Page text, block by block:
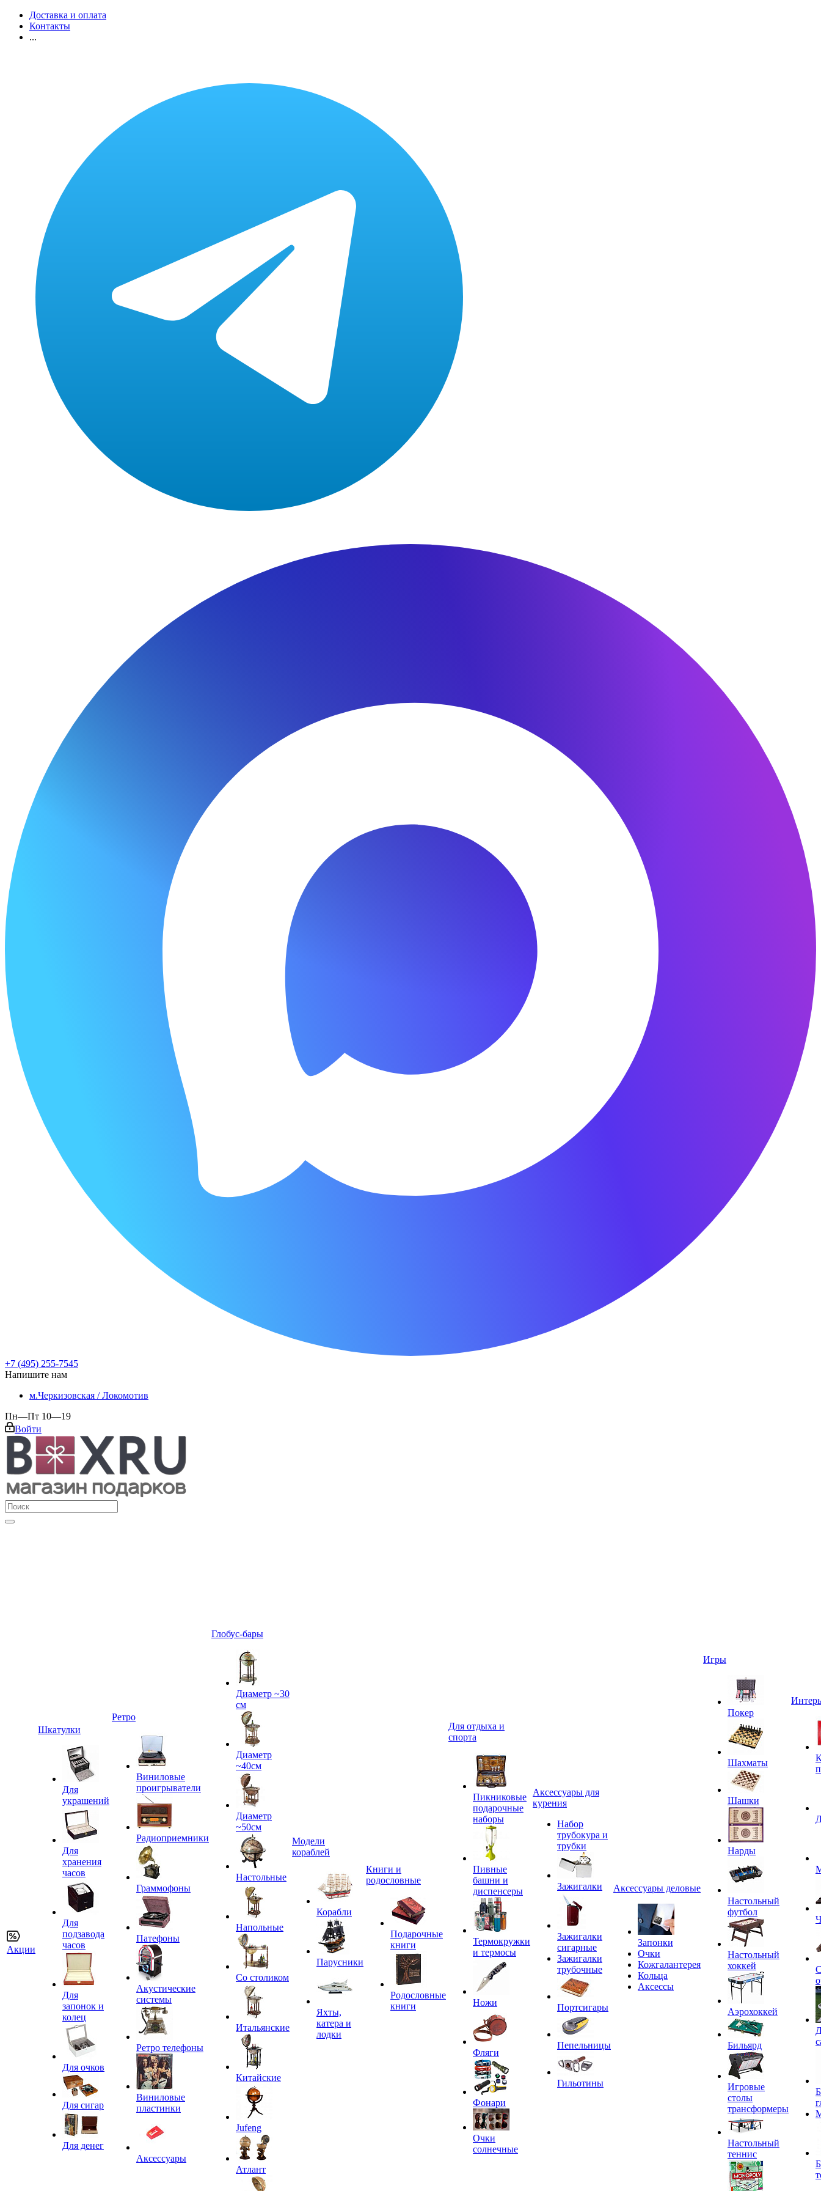
Доставка и оплата
Контакты
...
+7 (495) 255-7545
Напишите нам
м.Черкизовская / Локомотив
Пн—Пт 10—19
Войти
Акции
Шкатулки
Для
украшений
Для
хранения
часов
Для
подзавода
часов
Для
запонок и
колец
Для очков
Для сигар
Для денег
Ретро
Виниловые
проигрыватели
Радиоприемники
Граммофоны
Патефоны
Акустические
системы
Ретро телефоны
Виниловые
пластинки
Аксессуары
Глобус-бары
Диаметр ~30
см
Диаметр
~40см
Диаметр
~50см
Настольные
Напольные
Со столиком
Итальянские
Китайские
Jufeng
Атлант
Модели
кораблей
Корабли
Парусники
Яхты,
катера и
лодки
Книги и
родословные
Подарочные
книги
Родословные
книги
Для отдыха и
спорта
Пикниковые
подарочные
наборы
Пивные
башни и
диспенсеры
Термокружки
и термосы
Ножи
Фляги
Фонари
Очки
солнечные
Аксессуары для
курения
Набор
трубокура и
трубки
Зажигалки
Зажигалки
сигарные
Зажигалки
трубочные
Портсигары
Пепельницы
Гильотины
Аксессуары деловые
Запонки
Очки
Кожгалантерея
Кольца
Аксессы
Игры
Покер
Шахматы
Шашки
Нарды
Настольный
футбол
Настольный
хоккей
Аэрохоккей
Бильярд
Игровые
столы
трансформеры
Настольный
теннис